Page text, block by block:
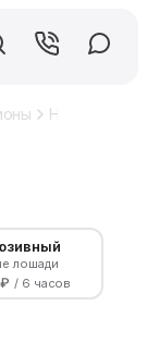
Надувные
лошади
/ 6 часов